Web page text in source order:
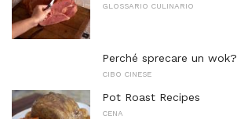
GLOSSARIO CULINARIO
Perché sprecare un wok?
CIBO CINESE
Pot Roast Recipes
CENA